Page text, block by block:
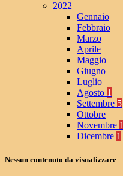
2022
Gennaio
Febbraio
Marzo
Aprile
Maggio
Giugno
Luglio
Agosto 1
Settembre 5
Ottobre
Novembre 1
Dicembre 1
Nessun contenuto da visualizzare